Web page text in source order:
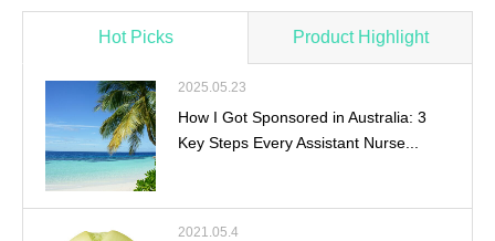
Hot Picks Product Highlight
2025.05.23
How I Got Sponsored in Australia: 3
Key Steps Every Assistant Nurse...
2021.05.4